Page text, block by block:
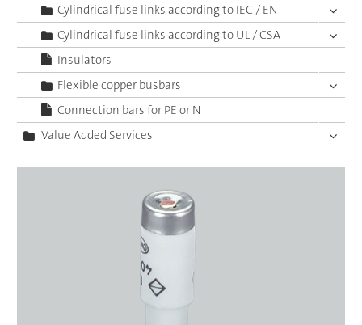
Cylindrical fuse links according to IEC / EN
Cylindrical fuse links according to UL / CSA
Insulators
Flexible copper busbars
Connection bars for PE or N
Value Added Services